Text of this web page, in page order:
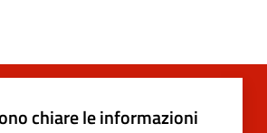
chiare le informazioni